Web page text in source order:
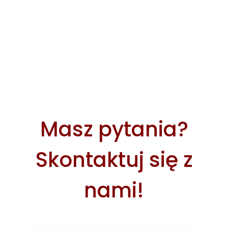
Masz pytania?
Skontaktuj się z
nami!